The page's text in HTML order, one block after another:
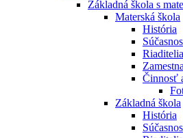
Základná škola s
Materská škola
História
Riaditelia
Činnosť
Základná škola
História